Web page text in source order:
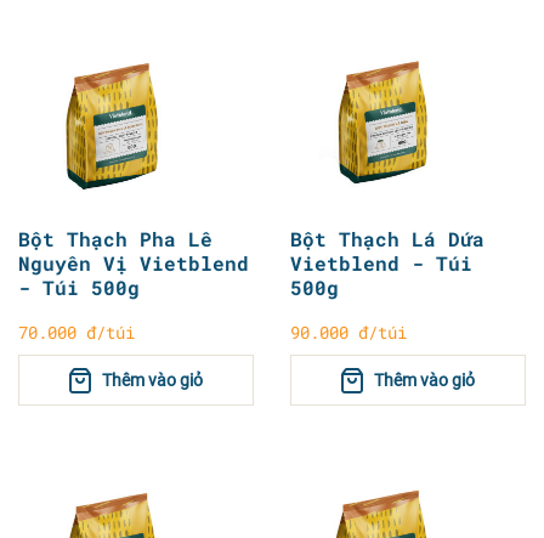
Bột Thạch Pha Lê
Nguyên Vị Vietblend
- Túi 500g
70.000 đ/túi
Thêm vào giỏ
Bột Thạch Lá Dứa
Vietblend - Túi
500g
90.000 đ/túi
Thêm vào giỏ